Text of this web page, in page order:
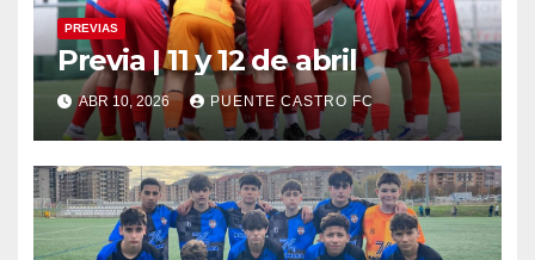
PREVIAS
Previa | 11 y 12 de abril
ABR 10, 2026 PUENTE CASTRO FC